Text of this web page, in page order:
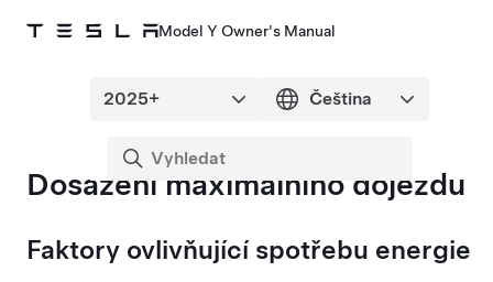
Model Y Owner's Manual
Dosažení maximálního dojezdu
Faktory ovlivňující spotřebu energie